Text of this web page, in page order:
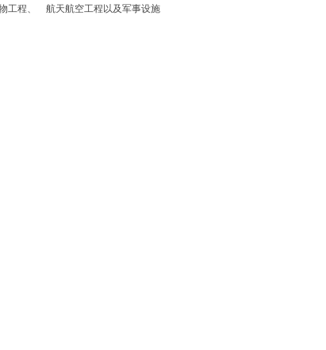
工程、 航天航空工程以及军事设施